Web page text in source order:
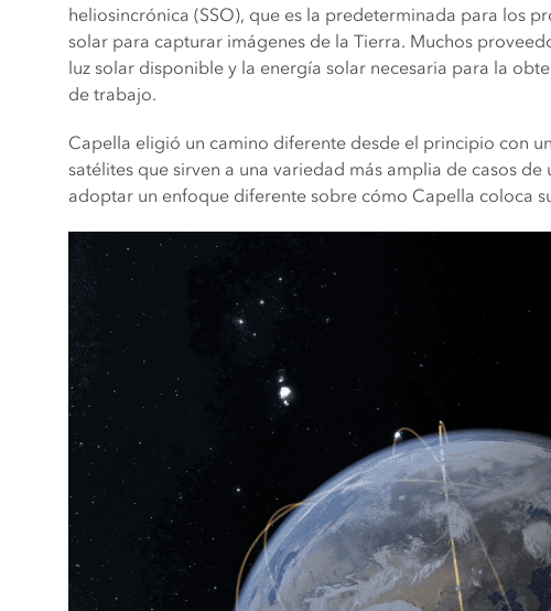
heliosincrónica (SSO), que es la predeterminada para los
solar para capturar imágenes de la Tierra. Muchos
luz solar disponible y la energía solar necesaria para la
de trabajo.
Capella eligió un camino diferente desde el principio con
satélites que sirven a una variedad más amplia de casos
adoptar un enfoque diferente sobre cómo Capella coloca